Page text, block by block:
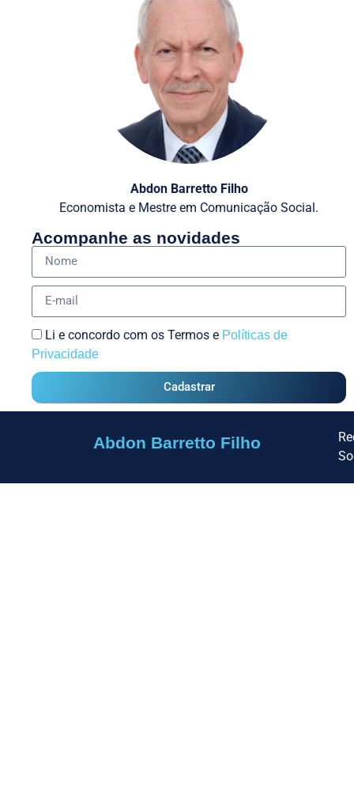
Abdon Barretto Filho
Economista e Mestre em Comunicação Social.
Acompanhe as novidades
Li e concordo com os Termos e Políticas de
Privacidade
Cadastrar
Abdon Barretto Filho